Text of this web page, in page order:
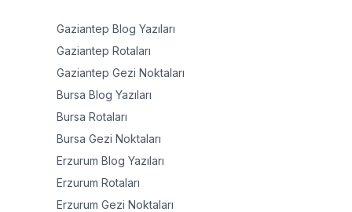
Gaziantep Blog Yazıları
Gaziantep Rotaları
Gaziantep Gezi Noktaları
Bursa Blog Yazıları
Bursa Rotaları
Bursa Gezi Noktaları
Erzurum Blog Yazıları
Erzurum Rotaları
Erzurum Gezi Noktaları